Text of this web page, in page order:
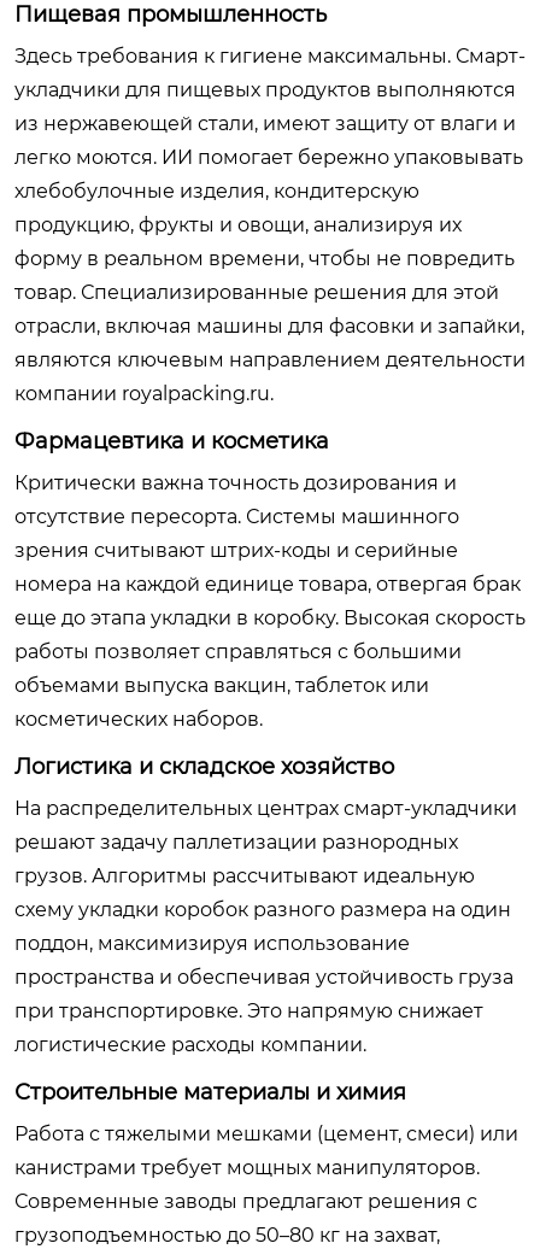
Пищевая промышленность
Здесь требования к гигиене максимальны. Смарт-
укладчики для пищевых продуктов выполняются
из нержавеющей стали, имеют защиту от влаги и
легко моются. ИИ помогает бережно упаковывать
хлебобулочные изделия, кондитерскую
продукцию, фрукты и овощи, анализируя их
форму в реальном времени, чтобы не повредить
товар. Специализированные решения для этой
отрасли, включая машины для фасовки и запайки,
являются ключевым направлением деятельности
компании royalpacking.ru.
Фармацевтика и косметика
Критически важна точность дозирования и
отсутствие пересорта. Системы машинного
зрения считывают штрих-коды и серийные
номера на каждой единице товара, отвергая брак
еще до этапа укладки в коробку. Высокая скорость
работы позволяет справляться с большими
объемами выпуска вакцин, таблеток или
косметических наборов.
Логистика и складское хозяйство
На распределительных центрах смарт-укладчики
решают задачу паллетизации разнородных
грузов. Алгоритмы рассчитывают идеальную
схему укладки коробок разного размера на один
поддон, максимизируя использование
пространства и обеспечивая устойчивость груза
при транспортировке. Это напрямую снижает
логистические расходы компании.
Строительные материалы и химия
Работа с тяжелыми мешками (цемент, смеси) или
канистрами требует мощных манипуляторов.
Современные заводы предлагают решения с
грузоподъемностью до 50–80 кг на захват,